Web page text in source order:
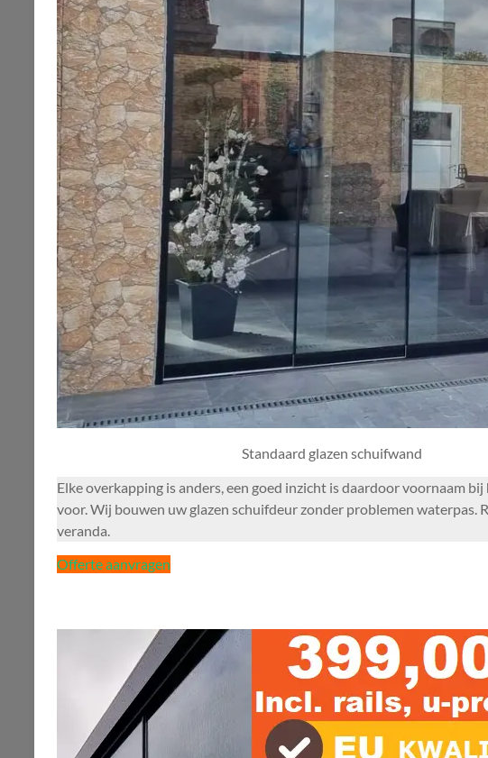
Standaard glazen schuifwand
Elke overkapping is anders, een goed inzicht is daardoor voornaam
voor. Wij bouwen uw glazen schuifdeur zonder problemen waterpas.
veranda.
Offerte aanvragen